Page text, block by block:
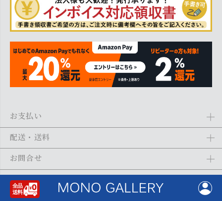
お支払い
Amazon Pay、クレジットカード、代金引換、あと払い(ペイディ)、銀
行振込がご利用になれます。詳しくはご利用ガイドをご利用くださ
い。
配送・送料
全商品送料無料
ドをご利用ください。
お問合せ
TEL：0120-155-545 (平日 9:00〜17:00)
メールの返信につきましては、1～2営業日以内にさせていただいてお
ご利用ガイド